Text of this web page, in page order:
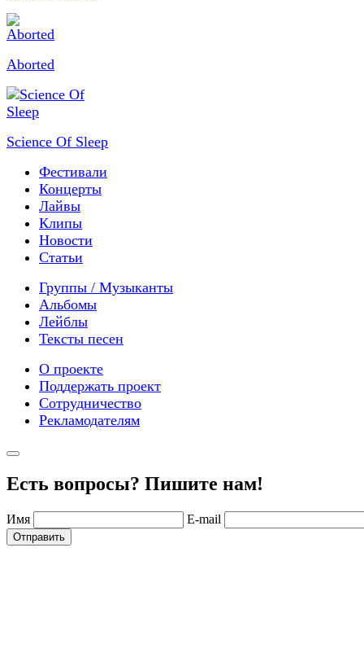
Aborted
Science Of Sleep
Фестивали
Концерты
Лайвы
Клипы
Новости
Статьи
Группы / Музыканты
Альбомы
Лейблы
Тексты песен
О проекте
Поддержать проект
Сотрудничество
Рекламодателям
Есть вопросы? Пишите нам!
Имя E-mail